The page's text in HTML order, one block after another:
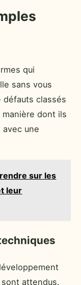
qui
sans vous
défauts classés
dont ils
une
sur les
leur
attendus.